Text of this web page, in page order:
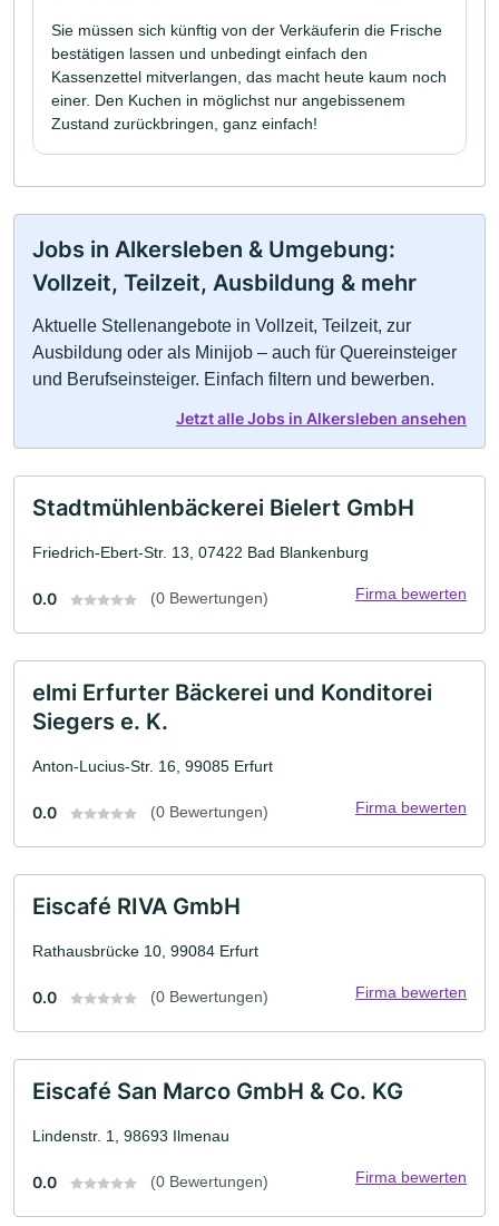
Sie müssen sich künftig von der Verkäuferin die Frische
bestätigen lassen und unbedingt einfach den
Kassenzettel mitverlangen, das macht heute kaum noch
einer. Den Kuchen in möglichst nur angebissenem
Zustand zurückbringen, ganz einfach!
Jobs in Alkersleben & Umgebung:
Vollzeit, Teilzeit, Ausbildung & mehr
Aktuelle Stellenangebote in Vollzeit, Teilzeit, zur
Ausbildung oder als Minijob – auch für Quereinsteiger
und Berufseinsteiger. Einfach filtern und bewerben.
Jetzt alle Jobs in Alkersleben ansehen
Stadtmühlenbäckerei Bielert GmbH
Friedrich-Ebert-Str. 13, 07422 Bad Blankenburg
0.0 (0 Bewertungen) Firma bewerten
elmi Erfurter Bäckerei und Konditorei
Siegers e. K.
Anton-Lucius-Str. 16, 99085 Erfurt
0.0 (0 Bewertungen) Firma bewerten
Eiscafé RIVA GmbH
Rathausbrücke 10, 99084 Erfurt
0.0 (0 Bewertungen) Firma bewerten
Eiscafé San Marco GmbH & Co. KG
Lindenstr. 1, 98693 Ilmenau
0.0 (0 Bewertungen) Firma bewerten